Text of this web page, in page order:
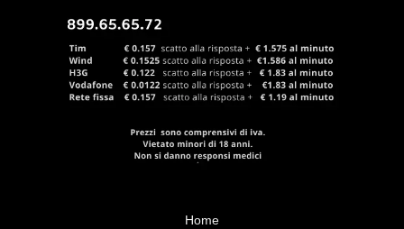
Home